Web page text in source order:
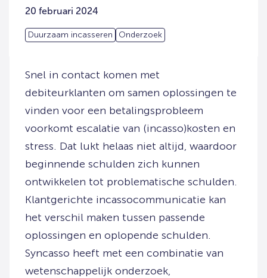
20 februari 2024
Duurzaam incasseren Onderzoek
Snel in contact komen met
debiteurklanten om samen oplossingen te
vinden voor een betalingsprobleem
voorkomt escalatie van (incasso)kosten en
stress. Dat lukt helaas niet altijd, waardoor
beginnende schulden zich kunnen
ontwikkelen tot problematische schulden.
Klantgerichte incassocommunicatie kan
het verschil maken tussen passende
oplossingen en oplopende schulden.
Syncasso heeft met een combinatie van
wetenschappelijk onderzoek,